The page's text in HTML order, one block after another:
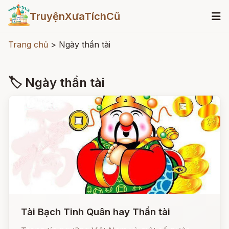
TruyệnXưaTíchCũ
Trang chủ > Ngày thần tài
🏷 Ngày thần tài
Tài Bạch Tinh Quân hay Thần tài